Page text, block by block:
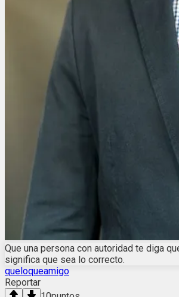
Que una persona con autoridad te diga
significa que sea lo correcto.
queloqueamigo
Reportar